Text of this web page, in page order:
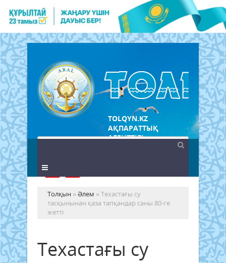
TOLQYN.KZ
АҚПАРАТТЫҚ
АГЕНТТІГІ
Толқын »Әлем » Техастағы су
тасқынынан қаза тапқандар саны 80-ге
жетті
Техастағы су